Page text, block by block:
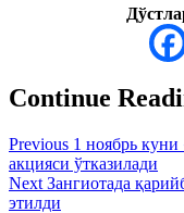
Continue
Previous 1 ноябрь
акцияси ўтказилади
Next Зангиотада
этилди